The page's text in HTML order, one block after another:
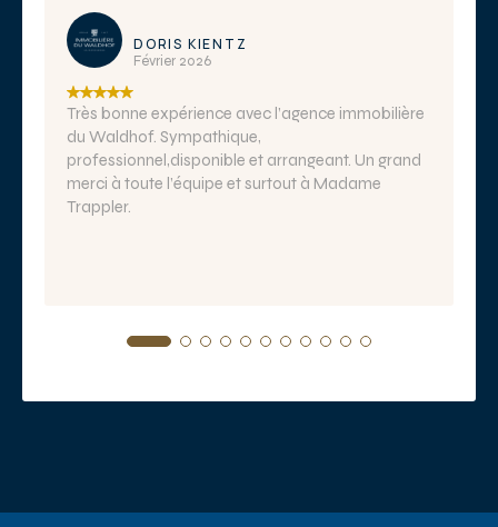
DORIS KIENTZ
Février 2026
Très bonne expérience avec l’agence immobilière
du Waldhof. Sympathique,
professionnel,disponible et arrangeant. Un grand
merci à toute l’équipe et surtout à Madame
Trappler.